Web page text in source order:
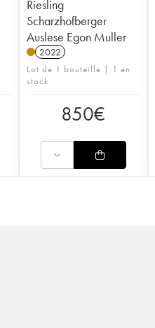
Riesling
Scharzhofberger
Auslese Egon Muller
2022
Lot de 1 bouteille | 1 en
stock
850€